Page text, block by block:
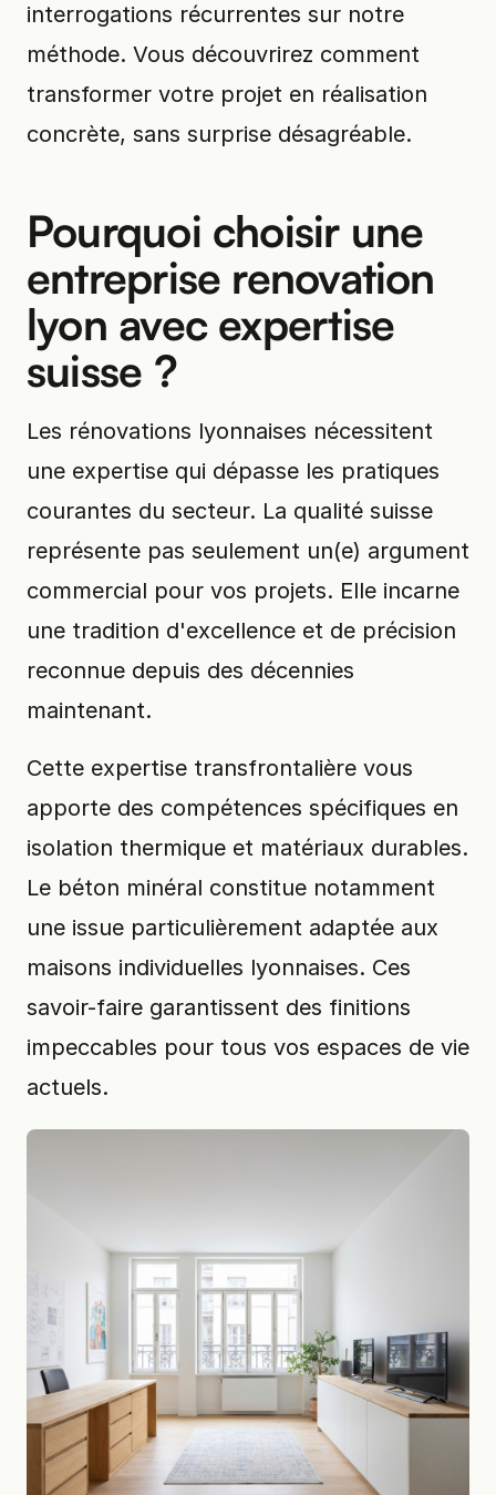
interrogations récurrentes sur notre
méthode. Vous découvrirez comment
transformer votre projet en réalisation
concrète, sans surprise désagréable.
Pourquoi choisir une
entreprise renovation
lyon avec expertise
suisse ?
Les rénovations lyonnaises nécessitent
une expertise qui dépasse les pratiques
courantes du secteur. La qualité suisse
représente pas seulement un(e) argument
commercial pour vos projets. Elle incarne
une tradition d'excellence et de précision
reconnue depuis des décennies
maintenant.
Cette expertise transfrontalière vous
apporte des compétences spécifiques en
isolation thermique et matériaux durables.
Le béton minéral constitue notamment
une issue particulièrement adaptée aux
maisons individuelles lyonnaises. Ces
savoir-faire garantissent des finitions
impeccables pour tous vos espaces de vie
actuels.